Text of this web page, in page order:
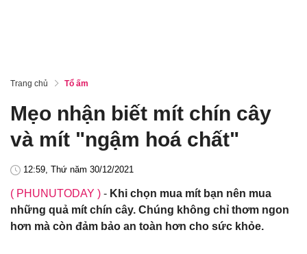
Trang chủ Tổ ấm
Mẹo nhận biết mít chín cây
và mít "ngậm hoá chất"
12:59, Thứ năm 30/12/2021
( PHUNUTODAY ) - Khi chọn mua mít bạn nên mua
những quả mít chín cây. Chúng không chỉ thơm ngon
hơn mà còn đảm bảo an toàn hơn cho sức khỏe.